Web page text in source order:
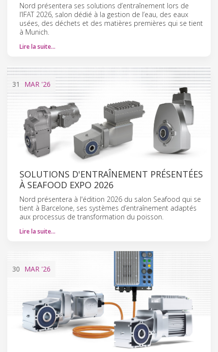
Nord présentera ses solutions d’entraînement lors de
l’IFAT 2026, salon dédié à la gestion de l’eau, des eaux
usées, des déchets et des matières premières qui se tient
à Munich.
Lire la suite…
31 MAR '26
SOLUTIONS D'ENTRAÎNEMENT PRÉSENTÉES
À SEAFOOD EXPO 2026
Nord présentera à l'édition 2026 du salon Seafood qui se
tient à Barcelone, ses systèmes d’entraînement adaptés
aux processus de transformation du poisson.
Lire la suite…
30 MAR '26